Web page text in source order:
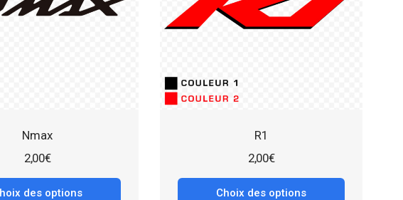
Nmax
2,00€
des options
R1
2,00€
Choix des options